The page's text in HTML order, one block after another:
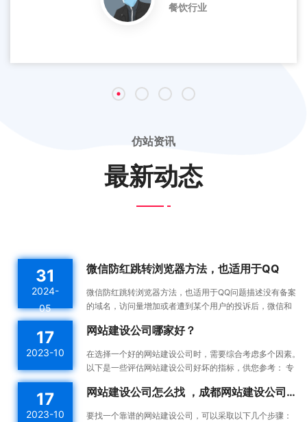
餐饮行业
仿站资讯
最新动态
31
2024-
05
微信防红跳转浏览器方法，也适用于QQ
微信防红跳转浏览器方法，也适用于QQ问题描述没有备案
的域名，访问量增加或者遭到某个用户的投诉后，微信和
单。这...
17
2023-10
网站建设公司哪家好？
在选择一个好的网站建设公司时，需要综合考虑多个因素。
以下是一些评估网站建设公司好坏的指标，供您参考： 专
17
2023-10
网站建设公司怎么找 ，成都网站建设公司做网站靠谱吗
要找一个靠谱的网站建设公司，可以采取以下几个步骤：